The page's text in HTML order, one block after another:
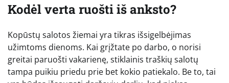
Kodėl verta ruošti iš anksto?
Kopūstų salotos žiemai yra tikras išsigelbėjimas
užimtoms dienoms. Kai grįžtate po darbo, o norisi
greitai paruošti vakarienę, stiklainis traškių salotų
tampa puikiu priedu prie bet kokio patiekalo. Be to, tai